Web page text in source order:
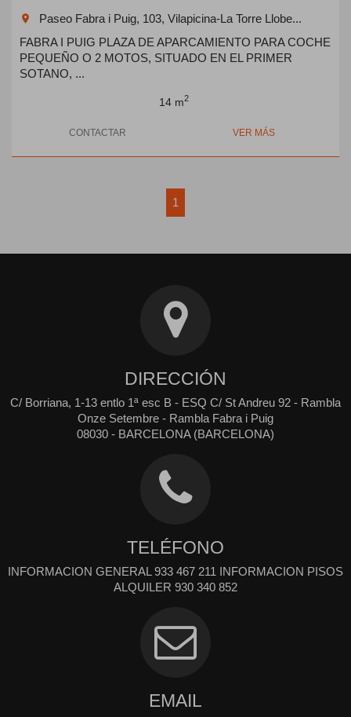
room
Paseo Fabra i Puig, 103, Vilapicina-La Torre Llobe...
FABRA I PUIG PLAZA DE APARCAMIENTO PARA COCHE
PEQUEÑO O 2 MOTOS, SITUADO EN EL PRIMER
SOTANO, ...
14 m2
CONTACTAR VER MÁS
1
DIRECCIÓN
C/ Borriana, 1-13 entlo 1ª esc B - ESQ C/ St Andreu 92 - Rambla
Onze Setembre - Rambla Fabra i Puig
08030 - BARCELONA (BARCELONA)
TELÉFONO
INFORMACION GENERAL 933 467 211 INFORMACION PISOS
ALQUILER 930 340 852
EMAIL